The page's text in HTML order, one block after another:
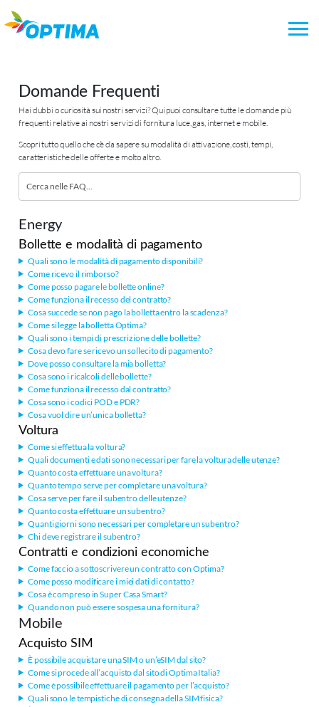
contenutoDomande Frequenti
Hai dubbi o curiosità sui nostri servizi? Qui puoi consultare tutte le domande più
frequenti relative ai nostri servizi di fornitura luce, gas, internet e mobile.
Scopri tutto quello che c’è da sapere su modalità di attivazione, costi, tempi,
caratteristiche delle offerte e molto altro.
Energy
Bollette e modalità di pagamento
Quali sono le modalità di pagamento disponibili?
Come ricevo il rimborso?
Come posso pagare le bollette online?
Come funziona il recesso del contratto?
Cosa succede se non pago la bolletta entro la scadenza?
Come si legge la bolletta Optima?
Quali sono i tempi di prescrizione delle bollette?
Cosa devo fare se ricevo un sollecito di pagamento?
Dove posso consultare la mia bolletta?
Cosa sono i ricalcoli delle bollette?
Come funziona il recesso dal contratto?
Cosa sono i codici POD e PDR?
Cosa vuol dire un’unica bolletta?
Voltura
Come si effettua la voltura?
Quali documenti e dati sono necessari per fare la voltura delle utenze?
Quanto costa effettuare una voltura?
Quanto tempo serve per completare una voltura?
Cosa serve per fare il subentro delle utenze?
Quanto costa effettuare un subentro?
Quanti giorni sono necessari per completare un subentro?
Chi deve registrare il subentro?
Contratti e condizioni economiche
Come faccio a sottoscrivere un contratto con Optima?
Come posso modificare i miei dati di contatto?
Cosa è compreso in Super Casa Smart?
Quando non può essere sospesa una fornitura?
Mobile
Acquisto SIM
È possibile acquistare una SIM o un’eSIM dal sito?
Come si procede all’acquisto dal sito di Optima Italia?
Come è possibile effettuare il pagamento per l’acquisto?
Quali sono le tempistiche di consegna della SIM fisica?